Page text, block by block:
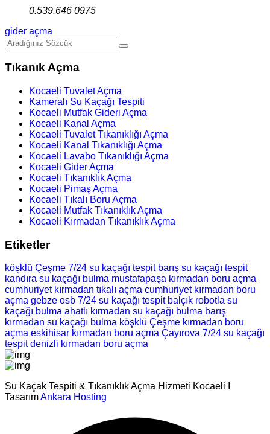
0.539.646 0975
gider açma
Tıkanık Açma
Kocaeli Tuvalet Açma
Kameralı Su Kaçağı Tespiti
Kocaeli Mutfak Gideri Açma
Kocaeli Kanal Açma
Kocaeli Tuvalet Tıkanıklığı Açma
Kocaeli Kanal Tıkanıklığı Açma
Kocaeli Lavabo Tıkanıklığı Açma
Kocaeli Gider Açma
Kocaeli Tıkanıklık Açma
Kocaeli Pimaş Açma
Kocaeli Tıkalı Boru Açma
Kocaeli Mutfak Tıkanıklık Açma
Kocaeli Kırmadan Tıkanıklık Açma
Etiketler
köşklü Çeşme 7/24 su kaçağı tespit barış su kaçağı tespit
kandıra su kaçağı bulma mustafapaşa kırmadan boru açma
cumhuriyet kırmadan tıkalı açma cumhuriyet kırmadan boru
açma gebze osb 7/24 su kaçağı tespit balçık robotla su
kaçağı bulma ahatlı kırmadan su kaçağı bulma barış
kırmadan su kaçağı bulma köşklü Çeşme kırmadan boru
açma eskihisar kırmadan boru açma Çayırova 7/24 su kaçağı
tespit denizli kırmadan boru açma
Su Kaçak Tespiti & Tıkanıklık Açma Hizmeti Kocaeli I
TasarımAnkara Hosting